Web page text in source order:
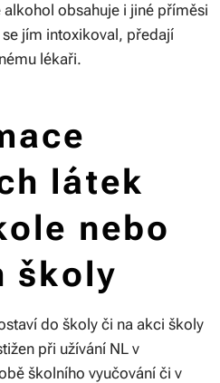
obsahuje i jiné příměsi
jím intoxikoval, předají
lékaři.
látek
nebo
školy
do školy či na akci školy
při užívání NL v
školního vyučování či v